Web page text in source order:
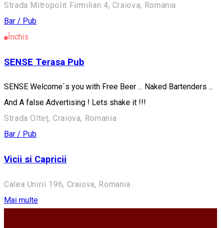
Strada Mitropolit Firmilian 4, Craiova, Romania
Bar / Pub
Închis
SENSE Terasa Pub
SENSE Welcome`s you with Free Beer ... Naked Bartenders ...
And A false Advertising ! Lets shake it !!!
Strada Olteț, Craiova, Romania
Bar / Pub
Vicii si Capricii
Calea Unirii 196, Craiova, Romania
Mai multe